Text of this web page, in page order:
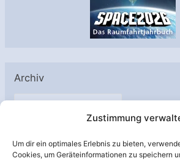
Zustimmung
Um dir ein optimales Erlebnis zu bieten,
Cookies, um Geräteinformationen zu speichern
Archiv
A
h